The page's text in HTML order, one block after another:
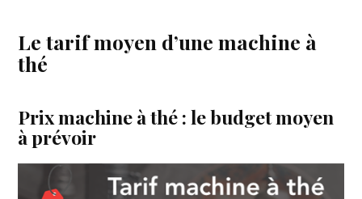
Le tarif moyen d’une machine à
thé
Prix machine à thé : le budget moyen
à prévoir